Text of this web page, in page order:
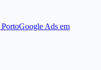
PortoGoogle Ads em